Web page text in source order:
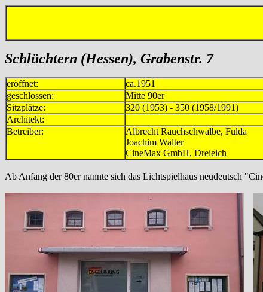
Schlüchtern (Hessen), Grabenstr. 7
eröffnet:
ca.1951
geschlossen:
Mitte 90er
Sitzplätze:
320 (1953) - 350 (1958/1991)
Architekt:
Betreiber:
Albrecht Rauchschwalbe,
Joachim Walter
CineMax GmbH, Dreieich
Ab Anfang der 80er nannte sich das Lichtspielhaus neudeutsch